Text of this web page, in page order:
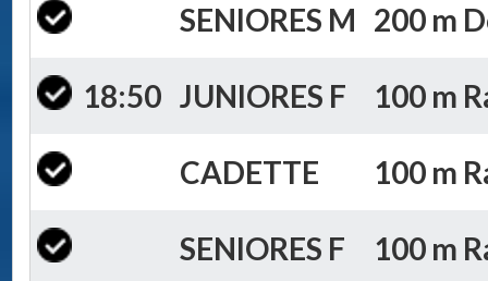
SENIORES M 200 m
18:50 JUNIORES F 100 m
CADETTE 100 m
SENIORES F 100 m